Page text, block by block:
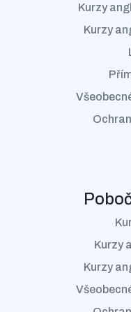
Kurzy
Kurzy
Kurzy
Kurzy